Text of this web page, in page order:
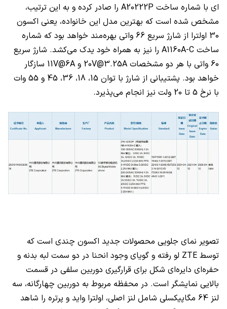
ای با شماره ساخت A20222P را صادر کرده و به این ترتیب،
مشخص شده است که بهترین مدل این خانواده، یعنی اکسون
30 اولترا از شارژ سریع 66 واتی بهره‌مند خواهد بود که شماره
ساخت A1160A-C را نیز به همراه خود یدک می‌کشد. شارژ سریع
60 واتی با هر دو مشخصات
20V@3.25A و 11V@6A سازگار
خواهد بود. پشتیبانی از شارژ با توان 15، 18، 36، 45 و 55 وات
با نرخ 5 تا 20 ولت نیز انجام می‌پذیرد.
تصویر نمای جلویی محصولات جدید اکسون چندی است که
توسط ZTE لو رفته و گویای وجود انحنا در دو سمت لبه بدنه و
حفره‌ای دایره‌ای شکل برای قرارگیری دوربین سلفی در قسمت
بالایی نمایشگر است. در محفظه مربوط به دوربین چهارگانه، سه
لنز 64 مگاپیکسلی شامل لنز اصلی، اولترا واید و پرتره را شاهد